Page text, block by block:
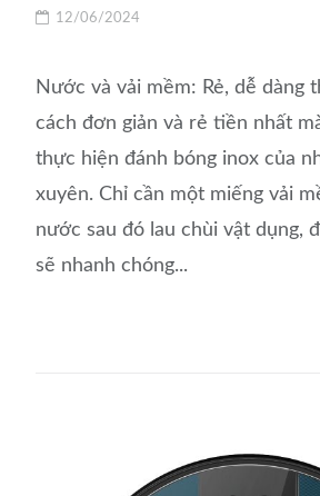
12/06/2024
Nước và vải mềm: Rẻ, dễ dàng
cách đơn giản và rẻ tiền nhất
thực hiện đánh bóng inox của
xuyên. Chỉ cần một miếng vải
nước sau đó lau chùi vật dụng,
sẽ nhanh chóng...